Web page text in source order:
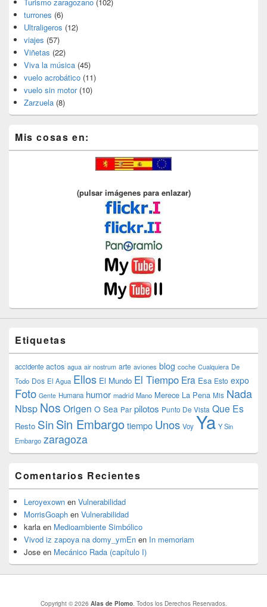
turrones (6)
Ultraligeros (12)
viajes (57)
Viñetas (22)
Viva la música (45)
vuelo acrobático (11)
vuelo sin motor(10)
Zarzuela (8)
Mis cosas en:
(pulsar imágenes para enlazar)
Etiquetas
accidente actos agua air nostrum arte aviones blog coche Cualquiera De
Todo Dos El Agua Ellos El Mundo El Tiempo Era Esa Esto expo
Foto Gente Humana humor madrid Mano Merece La Pena Mis Nada
Nbsp Nos Origen O Sea Par pilotos Punto De Vista Que Es
Resto SinSin Embargotiempo Unos Voy Ya Y Sin
Embargo zaragoza
Comentarios Recientes
Leroyexown en Vulnerabilidad
MorrisGoaph en Vulnerabilidad
karla en Medioambiente Simbólico
Vivod iz zapoya na domy_ymEn en In memoriam
Jose en Mecánico Rada (capítulo I)
Copyright © 2026 Alas de Plomo. Todos los Derechos Reservados.